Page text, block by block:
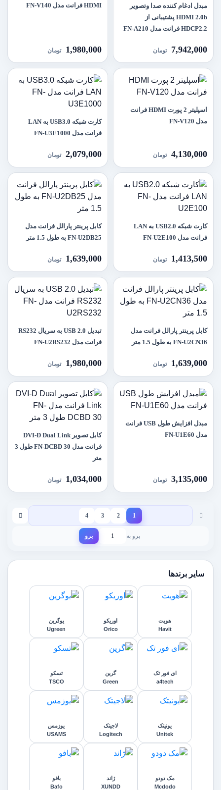
مبدل ادغام کننده صدا وتصویر
HDMI 2.0b پشتیبانی از
HDCP2.2 فرانت مدل FN-A210
7,942,000 تومان
HDMI فرانت مدل FN-V140
1,980,000 تومان
اسپلیتر 2 پورت HDMI فرانت
مدل FN-V120
4,130,000 تومان
کارت شبکه USB3.0 به LAN
فرانت مدل FN-U3E1000
2,079,000 تومان
کارت شبکه USB2.0 به LAN
فرانت مدل FN-U2E100
1,413,500 تومان
کابل پرینتر پارالل فرانت مدل
FN-U2DB25 به طول 1.5 متر
1,639,000 تومان
کابل پرینتر پارالل فرانت مدل
FN-U2CN36 به طول 1.5 متر
1,639,000 تومان
تبدیل USB 2.0 به سریال RS232
فرانت مدل FN-U2RS232
1,980,000 تومان
مبدل افزایش طول USB فرانت
مدل FN-U1E60
3,135,000 تومان
کابل تصویر DVI-D Dual Link
فرانت مدل FN-DCBD 30 طول 3
متر
1,034,000 تومان
1
2
3
4
برو به برو
سایر برندها
هویت
Havit
اوریکو
Orico
یوگرین
Ugreen
ای فور تک
a4tech
گرین
Green
تسکو
TSCO
یونیتک
Unitek
لاجیتک
Logitech
یوزمس
USAMS
مک دودو
Mcdodo
ژاند
XUNDD
بافو
Bafo